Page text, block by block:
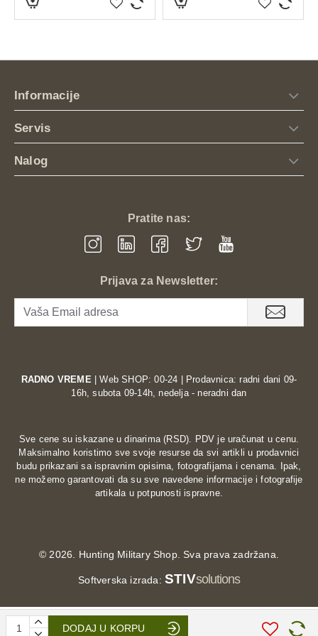
DODAJ U KORPU
Investirajte u kvalitet koji traje. Izaberite taktičke
Informacije
Servis
Nalog
Pratite nas:
Prijava za Newsletter:
RADNO VREME| Web SHOP: 00-24 | Prodavnica: radni dani 09-
16h, subota 09-14h, nedelja - neradni dan
Sve cene su iskazane u dinarima (RSD). PDV je uračunat u cenu.
Maksimalno koristimo sve svoje resurse da svi artikli u prodavnici
budu prikazani sa ispravnim opisima, fotografijama i cenama. Ipak,
ne možemo garantovati da su sve navedene informacije i fotografije
artikala u potpunosti ispravne.
©2026. Hunting Military Shop. Sva prava zadržana.
Softverska izrada: STIVsolutions